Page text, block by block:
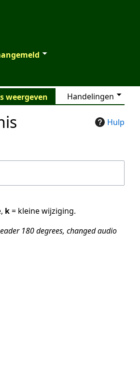
Handelingen
weergeven
Hulp
k= kleine wijziging.
180 degrees, changed audio